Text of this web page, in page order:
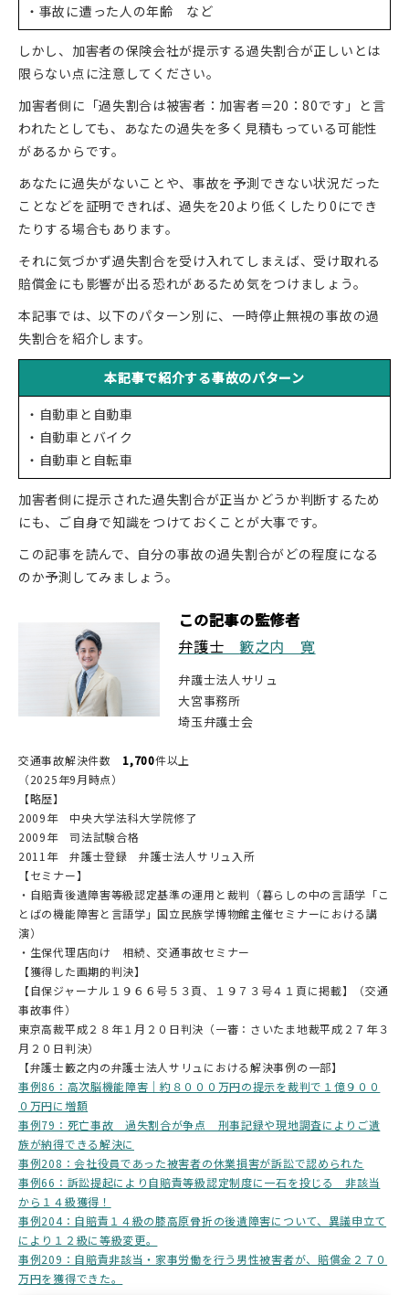
・事故に遭った人の年齢 など
しかし、加害者の保険会社が提示する過失割合が正しいとは
限らない点に注意してください。
加害者側に「過失割合は被害者：加害者＝20：80です」と言
われたとしても、あなたの過失を多く見積もっている可能性
があるからです。
あなたに過失がないことや、事故を予測できない状況だった
ことなどを証明できれば、過失を20より低くしたり0にでき
たりする場合もあります。
それに気づかず過失割合を受け入れてしまえば、受け取れる
賠償金にも影響が出る恐れがあるため気をつけましょう。
本記事では、以下のパターン別に、一時停止無視の事故の過
失割合を紹介します。
本記事で紹介する事故のパターン
・自動車と自動車
・自動車とバイク
・自動車と自転車
加害者側に提示された過失割合が正当かどうか判断するため
にも、ご自身で知識をつけておくことが大事です。
この記事を読んで、自分の事故の過失割合がどの程度になる
のか予測してみましょう。
この記事の監修者
弁護士籔之内 寛
弁護士法人サリュ
大宮事務所
埼玉弁護士会
交通事故解決件数 1,700件以上
（2025年9月時点）
【略歴】
2009年 中央大学法科大学院修了
2009年 司法試験合格
2011年 弁護士登録 弁護士法人サリュ入所
【セミナー】
・自賠責後遺障害等級認定基準の運用と裁判（暮らしの中の言語学「こ
とばの機能障害と言語学」国立民族学博物館主催セミナーにおける講
演）
・生保代理店向け 相続、交通事故セミナー
【獲得した画期的判決】
【自保ジャーナル１９６６号５３頁、１９７３号４１頁に掲載】（交通
事故事件）
東京高裁平成２８年１月２０日判決（一審：さいたま地裁平成２７年３
月２０日判決）
【弁護士籔之内の弁護士法人サリュにおける解決事例の一部】
事例86：高次脳機能障害｜約８０００万円の提示を裁判で１億９００
０万円に増額
事例79：死亡事故 過失割合が争点 刑事記録や現地調査によりご遺
族が納得できる解決に
事例208：会社役員であった被害者の休業損害が訴訟で認められた
事例66：訴訟提起により自賠責等級認定制度に一石を投じる 非該当
から１４級獲得！
事例204：自賠責１４級の膝高原骨折の後遺障害について、異議申立て
により１２級に等級変更。
事例209：自賠責非該当・家事労働を行う男性被害者が、賠償金２７０
万円を獲得できた。